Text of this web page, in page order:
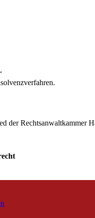
der Rechtsanwaltkammer